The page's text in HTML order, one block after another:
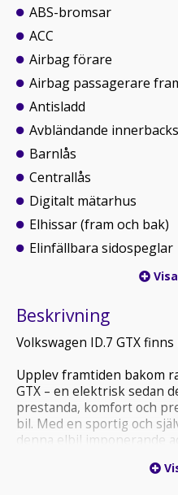
ABS-bromsar
ACC
Airbag förare
Airbag passagerare
Antisladd
Avbländande
Barnlås
Centrallås
Digitalt mätarhus
Elhissar (fram och bak)
Elinfällbara sidospeglar
Beskrivning
Volkswagen ID.7 GTX
Upplev framtiden bakom
GTX – en elektrisk sedan
prestanda, komfort och
bil. Med en sportig och
denna elbil imponerande